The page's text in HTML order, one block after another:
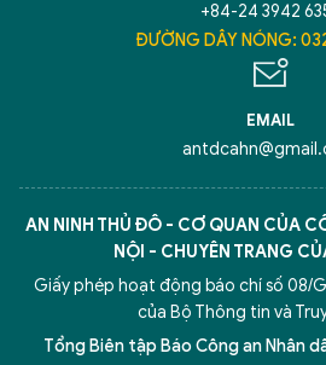
+84-24 3942
ĐƯỜNG DÂY NÓNG:
EMAIL
AN NINH THỦ ĐÔ - CƠ QUAN CỦA
NỘI - CHUYÊN TRANG
Giấy phép hoạt động báo chí số 08/
của Bộ Thông tin và
Tổng Biên tập Báo Công an Nhân